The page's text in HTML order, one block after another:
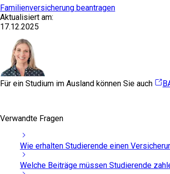
Familienversicherung beantragen
Aktualisiert am:
17.12.2025
Für ein Studium im Ausland können Sie auch
Verwandte Fragen
Wie erhalten Studierende einen
Welche Beiträge müssen Studierende